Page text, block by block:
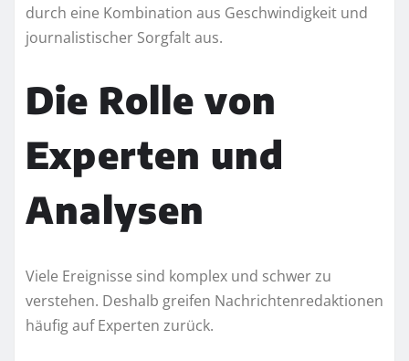
durch eine Kombination aus Geschwindigkeit und
journalistischer Sorgfalt aus.
Die Rolle von
Experten und
Analysen
Viele Ereignisse sind komplex und schwer zu
verstehen. Deshalb greifen Nachrichtenredaktionen
häufig auf Experten zurück.